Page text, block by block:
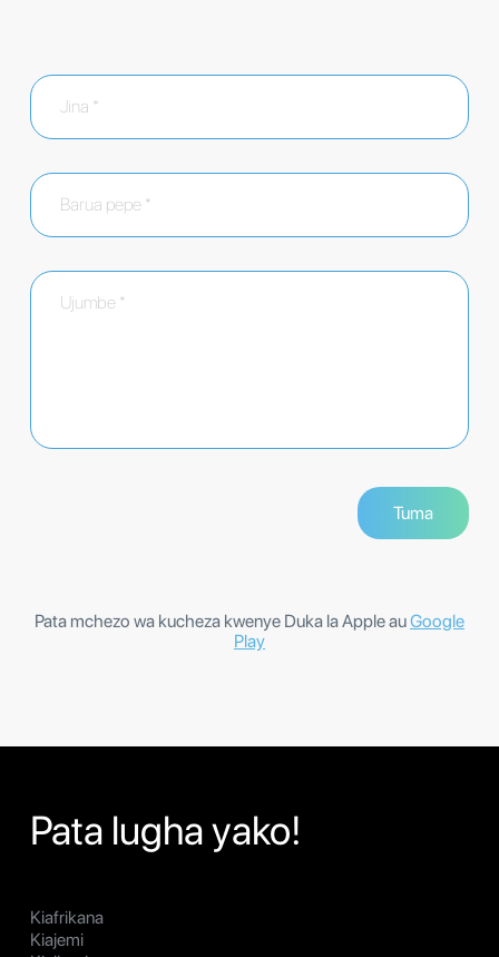
Pata mchezo wa kucheza kwenye Duka la Apple auGoogle
Play
Pata lugha yako!
Kiafrikana
Kiajemi